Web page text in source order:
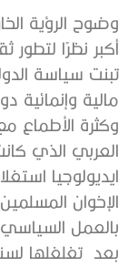
أكبر نظرًا
تبنت سياسة
مالية وإنمائية
وكثرة الأطماع
العربي الذي
ايديولوجيا
الإخوان
بالعمل
بعد تغلغلها